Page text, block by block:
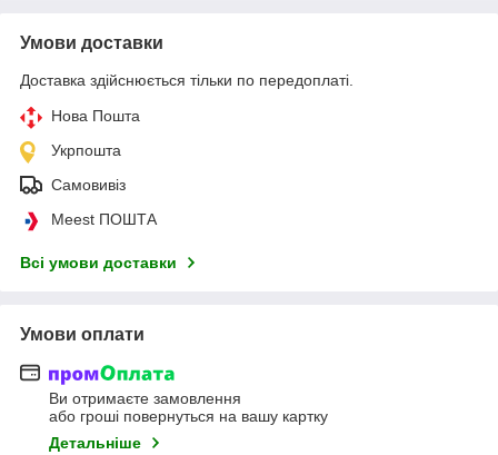
Умови доставки
Доставка здійснюється тільки по передоплаті.
Нова Пошта
Укрпошта
Самовивіз
Meest ПОШТА
Всі умови доставки
Умови оплати
Ви отримаєте замовлення
або гроші повернуться на вашу картку
Детальніше